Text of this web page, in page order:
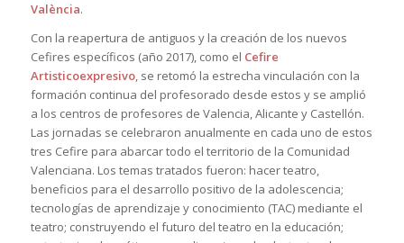
València.
Con la reapertura de antiguos y la creación de los nuevos
Cefires específicos (año 2017), como el Cefire
Artisticoexpresivo, se retomó la estrecha vinculación con la
formación continua del profesorado desde estos y se amplió
a los centros de profesores de Valencia, Alicante y Castellón.
Las jornadas se celebraron anualmente en cada uno de estos
tres Cefire para abarcar todo el territorio de la Comunidad
Valenciana. Los temas tratados fueron: hacer teatro,
beneficios para el desarrollo positivo de la adolescencia;
tecnologías de aprendizaje y conocimiento (TAC) mediante el
teatro; construyendo el futuro del teatro en la educación;